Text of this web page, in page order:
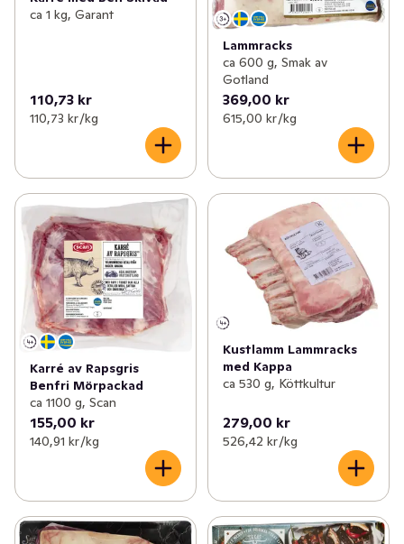
ca 1 kg, Garant
110,73 kr
110,73 kr /kg
Lammracks
ca 600 g, Smak av
Gotland
369,00 kr
615,00 kr /kg
Karré av Rapsgris
Benfri Mörpackad
ca 1100 g, Scan
155,00 kr
140,91 kr /kg
Kustlamm Lammracks
med Kappa
ca 530 g, Köttkultur
279,00 kr
526,42 kr /kg